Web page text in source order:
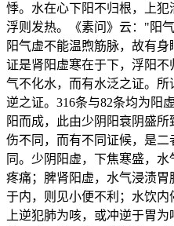
悸。水在心下阳不归根，上
浮则发热。《素问》云："阳
阳气虚不能温煦筋脉，故有
证是肾阳虚寒在于下，浮阳不
气不化水，而有水泛之证。
逆之证。316条与82条均为阳
阳而成，此由少阴阳衰阴盛
伤不同，而有不同证候，是
同。少阴阳虚，下焦寒盛，
疼痛；脾肾阳虚，水气浸渍
于内，则见小便不利；水饮
上逆犯肺为咳，或冲逆于胃